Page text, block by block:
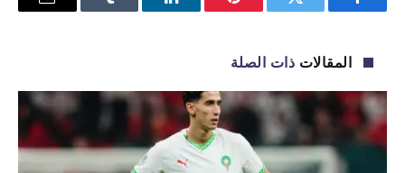
فيسبوك تويتر بينتيريستلينكدإن Tumblr
البريد
المقالات ذات الصلة